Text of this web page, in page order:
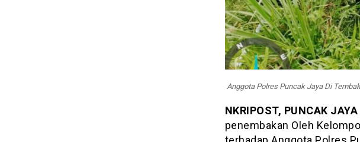
Anggota Polres Puncak Jaya Di
NKRIPOST, PUNCAK
penembakan Oleh